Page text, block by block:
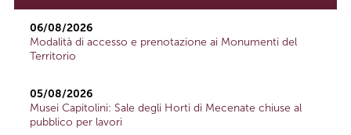
06/08/2026
Modalità di accesso e prenotazione ai Monumenti del
Territorio
05/08/2026
Musei Capitolini: Sale degli Horti di Mecenate chiuse al
pubblico per lavori